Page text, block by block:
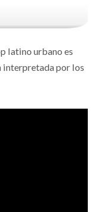
latino urbano es
interpretada por los